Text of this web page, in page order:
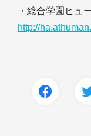
・総合学園ヒュ
http://